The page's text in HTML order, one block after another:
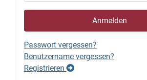
Anmelden
Passwort vergessen?
Benutzername vergessen?
Registrieren